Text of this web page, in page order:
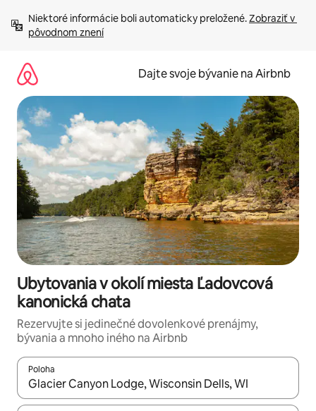
obsah.
Niektoré informácie boli automaticky preložené. Zobraziť v
pôvodnom znení
Dajte svoje bývanie na Airbnb
Ubytovania v okolí miesta Ľadovcová
kanonická chata
Rezervujte si jedinečné dovolenkové prenájmy,
bývania a mnoho iného na Airbnb
Poloha
Keď budú výsledky k dispozícii, môžete si ich prechádzať